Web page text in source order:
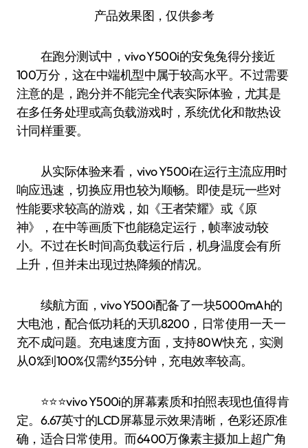
产品效果图，仅供参考
在跑分测试中，vivo Y500i的安兔兔得分接近
100万分，这在中端机型中属于较高水平。不过需要
注意的是，跑分并不能完全代表实际体验，尤其是
在多任务处理或高负载游戏时，系统优化和散热设
计同样重要。
从实际体验来看，vivo Y500i在运行主流应用时
响应迅速，切换应用也较为顺畅。即使是玩一些对
性能要求较高的游戏，如《王者荣耀》或《原
神》，在中等画质下也能稳定运行，帧率波动较
小。不过在长时间高负载运行后，机身温度会有所
上升，但并未出现过热降频的情况。
续航方面，vivo Y500i配备了一块5000mAh的
大电池，配合低功耗的天玑8200，日常使用一天一
充不成问题。充电速度方面，支持80W快充，实测
从0%到100%仅需约35分钟，充电效率较高。
⭐️⭐️⭐️vivo Y500i的屏幕素质和拍照表现也值得肯
定。6.67英寸的LCD屏幕显示效果清晰，色彩还原准
确，适合日常使用。而6400万像素主摄加上超广角